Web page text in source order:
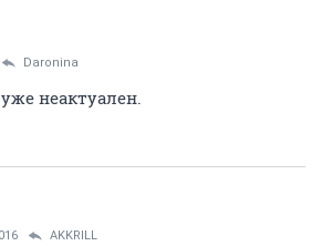
Daronina
неактуален.
AKKRILL